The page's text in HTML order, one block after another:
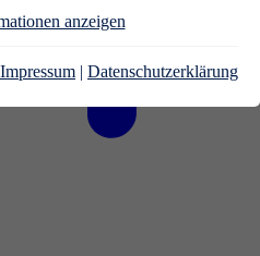
anzeigen
Impressum | Datenschutzerklärung